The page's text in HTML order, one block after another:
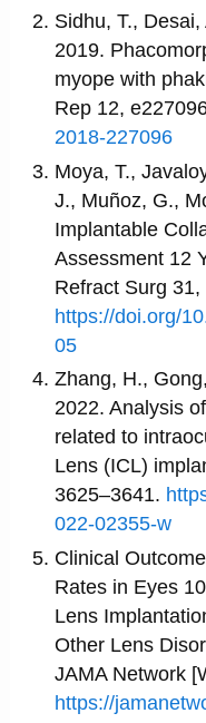
Sidhu, T.,
2019.
myope with
Rep 12,
2018-227096
Moya, T.,
J., Muñoz, G.,
Implantable
Assessment 12
Refract Surg 31,
https://doi.org/
05
Zhang, H.,
2022. Analysis
related to
Lens (ICL)
3625–3641.
022-02355-w
Clinical
Rates in Eyes
Lens
Other Lens
JAMA Network
https://